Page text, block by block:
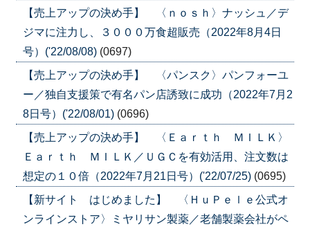
【売上アップの決め手】 〈ｎｏｓｈ〉ナッシュ／デ
ジマに注力し、３０００万食超販売（2022年8月4日
号）('22/08/08) (0697)
【売上アップの決め手】 〈パンスク〉パンフォーユ
ー／独自支援策で有名パン店誘致に成功（2022年7月2
8日号）('22/08/01) (0696)
【売上アップの決め手】 〈Ｅａｒｔｈ ＭＩＬＫ〉
Ｅａｒｔｈ ＭＩＬＫ／ＵＧＣを有効活用、注文数は
想定の１０倍（2022年7月21日号）('22/07/25) (0695)
【新サイト はじめました】 〈ＨｕＰｅｌｅ公式オ
ンラインストア〉ミヤリサン製薬／老舗製薬会社がペ